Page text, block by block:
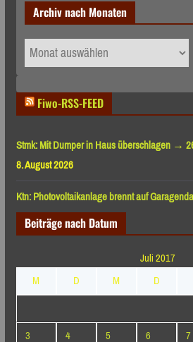
Archiv nach Monaten
Archiv
nach
Fiwo-RSS-FEED
Stmk: Mit Dumper in Haus überschlagen →
8. August 2026
Ktn: Photovoltaikanlage brennt auf
Beiträge nach Datum
Juli 2017
M
D M D
3
4 5 6 7